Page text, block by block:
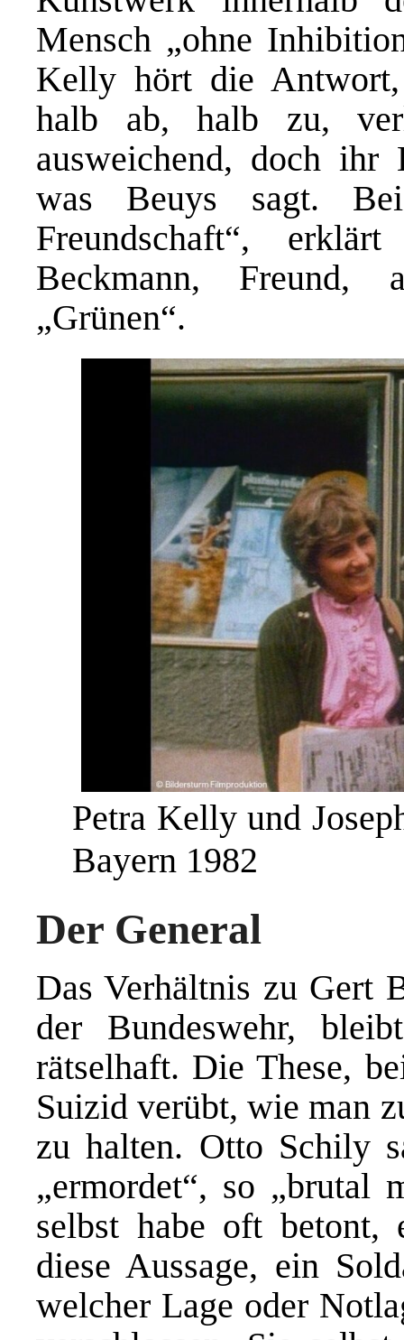
Mensch „ohne
Kelly hört die
halb ab, halb zu,
ausweichend, doch
was Beuys sagt.
Freundschaft“,
Beckmann, Freund,
„Grünen“.
Petra Kelly und
Bayern 1982
Der General
Das Verhältnis zu Gert
der Bundeswehr,
rätselhaft. Die These,
Suizid verübt, wie man
zu halten. Otto Schily
„ermordet“, so „brutal
selbst habe oft betont,
diese Aussage, ein
welcher Lage oder